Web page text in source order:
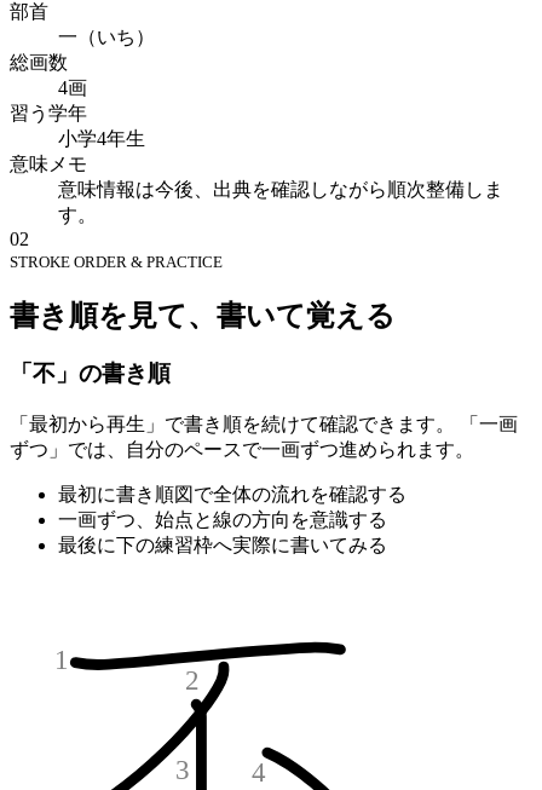
部首
一（いち）
総画数
4画
習う学年
小学4年生
意味メモ
意味情報は今後、出典を確認しながら順次整備しま
す。
02
STROKE ORDER & PRACTICE
書き順を見て、書いて覚える
「不」の書き順
「最初から再生」で書き順を続けて確認できます。 「一画
ずつ」では、自分のペースで一画ずつ進められます。
最初に書き順図で全体の流れを確認する
一画ずつ、始点と線の方向を意識する
最後に下の練習枠へ実際に書いてみる